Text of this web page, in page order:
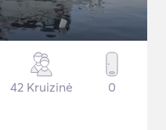
42 Kruizinė 0